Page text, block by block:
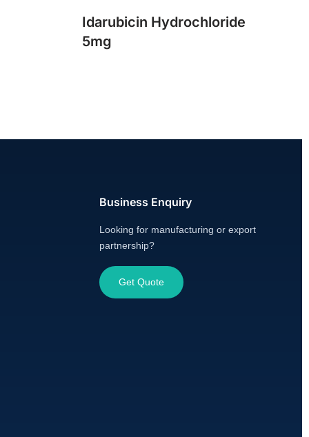
Idarubicin Hydrochloride
5mg
Business Enquiry
Looking for manufacturing or export
partnership?
Get Quote